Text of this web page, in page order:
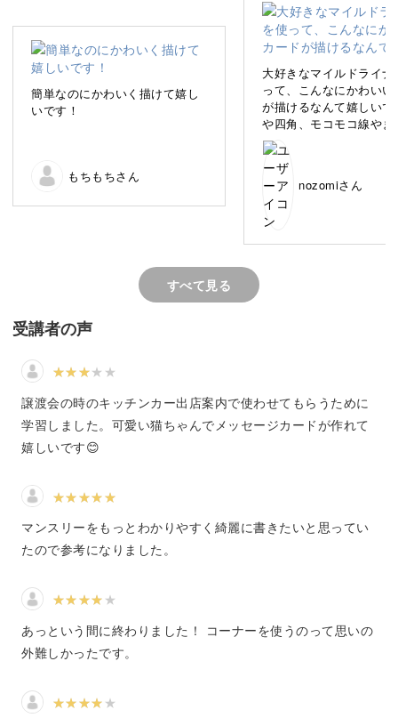
さて、今回の講座では、ペン1本でさくっと簡単に描け
る“ゆるイラスト”を、みなさんと一緒に楽しんでいきたい
と思います。
日常の中でメモを書くときにさくっと描けるゆるいイラス
トをご紹介するので、実際の暮らしの中で取り入れやすい
のが嬉しいポイント。
も楽しく学んでいただけるカリキュラムとなっています。
ちょっとした伝言も可愛いメッセージに！
日常の中で「おやつ冷蔵庫にあるよ」や「17時に戻りま
ますよね。
そんなとき、伝言と一緒に“ゆるイラスト”を添えてみませ
んか？
ただの事務的なメモも、ゆるイラストを添えれば、気持ち
が伝わる可愛いメッセージに変わります♪
簡単なのにかわいく描けて嬉し
いです！
もちもちさん
大好きなマイルドライナ
って、こんなにかわいい
が描けるなんて嬉しい
や四角、モコモコ線やま
の線を組み合わせるだけ
いくなって、なつ先生の
のおかげです〜✨自分の
いる色鉛筆の色が限られ
重ねるのが難しいところ
ましたが、頑張りました
nozomiさん
すべて見る
受講者の声
譲渡会の時のキッチンカー出店案内で使わせてもらうために
学習しました。可愛い猫ちゃんでメッセージカードが作れて
嬉しいです😊
マンスリーをもっとわかりやすく綺麗に書きたいと思ってい
たので参考になりました。
あっという間に終わりました！ コーナーを使うのって思いの
外難しかったです。